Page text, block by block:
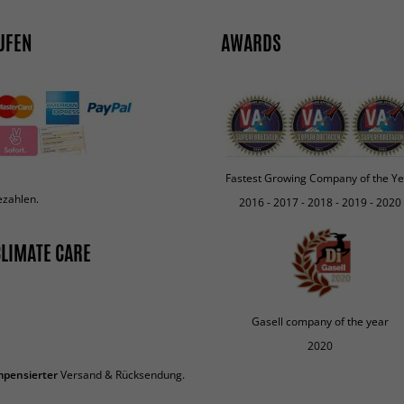
CARE
Versand & Rücksendung.
AWARDS
Fastest Growing Company of the
2016 - 2017 - 2018 - 2019 - 2020
Gasell company of the year
2020